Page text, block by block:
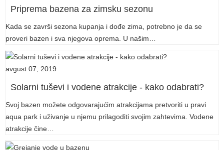
Priprema bazena za zimsku sezonu
Kada se završi sezona kupanja i dođe zima, potrebno je da se
proveri bazen i sva njegova oprema. U našim…
avgust 07, 2019
Solarni tuševi i vodene atrakcije - kako odabrati?
Svoj bazen možete odgovarajućim atrakcijama pretvoriti u pravi
aqua park i uživanje u njemu prilagoditi svojim zahtevima. Vodene
atrakcije čine…